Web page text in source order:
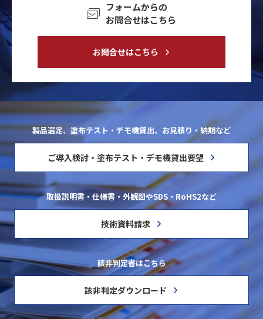
フォームからの
お問合せはこちら
お問合せはこちら
製品選定、塗布テスト・デモ機貸出、お見積り・納期など
ご導入検討・塗布テスト・デモ機貸出要望
取扱説明書・仕様書・外観図やSDS・RoHS2など
技術資料請求
該非判定書はこちら
該非判定ダウンロード